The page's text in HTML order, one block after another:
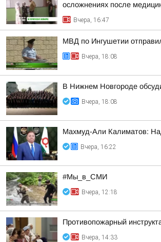
осложнениях после
Вчера, 16:47
МВД по Ингушетии
Вчера, 18:08
В Нижнем Новгороде
Вчера, 18:08
Махмуд-Али Калиматов:
Вчера, 16:22
#Мы_в_СМИ
Вчера, 12:18
Противопожарный
Вчера, 14:33